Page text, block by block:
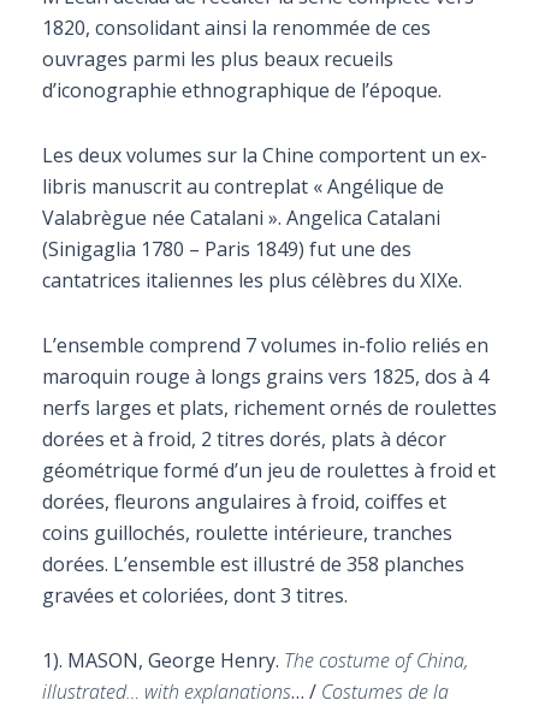
1820, consolidant ainsi la renommée de ces
ouvrages parmi les plus beaux recueils
d’iconographie ethnographique de l’époque.
Les deux volumes sur la Chine comportent un ex-
libris manuscrit au contreplat « Angélique de
Valabrègue née Catalani ». Angelica Catalani
(Sinigaglia 1780 – Paris 1849) fut une des
cantatrices italiennes les plus célèbres du XIXe.
L’ensemble comprend 7 volumes in-folio reliés en
maroquin rouge à longs grains vers 1825, dos à 4
nerfs larges et plats, richement ornés de roulettes
dorées et à froid, 2 titres dorés, plats à décor
géométrique formé d’un jeu de roulettes à froid et
dorées, fleurons angulaires à froid, coiffes et
coins guillochés, roulette intérieure, tranches
dorées. L’ensemble est illustré de 358 planches
gravées et coloriées, dont 3 titres.
1). MASON, George Henry. The costume of China,
illustrated… with explanations… / Costumes de la